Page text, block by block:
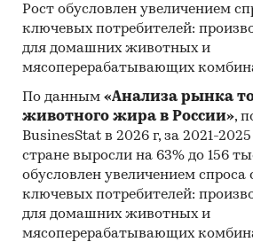
Исследования «Экспресс-
отображают информацию
инфографику и содержат
содержат последние
предоставляются в день
актуализируются в течение
имеют подробные демо-
отчетов с условными или
цифрами
Рост обусловлен увеличением
ключевых потребителей:
для домашних животных и
мясоперерабатывающих
По данным «Анализа рынка
животного жира в России»,
BusinesStat в 2026 г, за 2021-
стране выросли на 63% до 156
обусловлен увеличением спроса
ключевых потребителей:
для домашних животных и
мясоперерабатывающих